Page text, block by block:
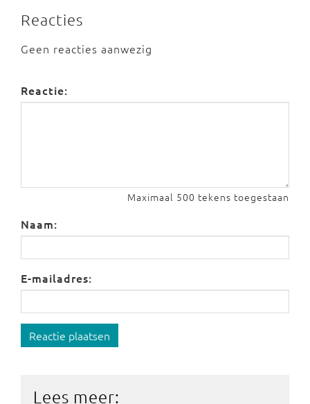
Reacties
Geen reacties aanwezig
Reactie:
Maximaal 500 tekens toegestaan
Naam:
E-mailadres:
Reactie plaatsen
Lees meer: